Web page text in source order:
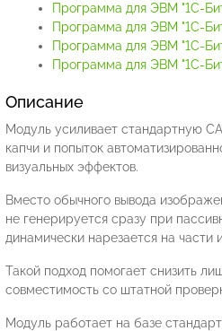
Программа для ЭВМ "1С-
Программа для ЭВМ "1С-
Программа для ЭВМ "1С-
Программа для ЭВМ "1С-
Описание
Модуль усиливает стандартную
капчи и попыток
визуальных эффектов.
Вместо обычного вывода
не генерируется сразу при
динамически нарезается на части
Такой подход помогает снизить
совместимость со штатной
Модуль работает на базе